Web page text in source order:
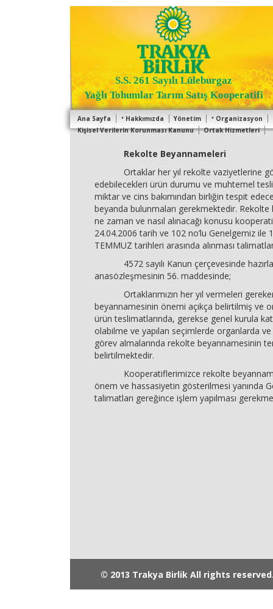
S.S. 261 Sayılı Lüleburgaz
Yağlı Tohumlar Tarım Satış Kooperatifi
Ana Sayfa Hakkımızda Yönetim
Organizasyon
Kişisel Verilerin Korunması Kanunu
Ortak Hizmetleri
Rekolte Beyannameleri
Ortaklar her yıl rekolte vaziyetlerine
edebilecekleri ürün durumu ve muhtemel
miktar ve cins bakımından birliğin tespit
beyanda bulunmaları gerekmektedir.
ne zaman ve nasıl alınacağı konusu
24.04.2006 tarih ve 102 no’lu Genelgemiz ile
TEMMUZ tarihleri arasında alınması
4572 sayılı Kanun çerçevesinde
anasözleşmesinin 56. maddesinde;
Ortaklarımızın her yıl vermeleri
beyannamesinin önemi açıkça belirtilmiş ve
ürün teslimatlarında, gerekse genel kurula
olabilme ve yapılan seçimlerde organlarda
görev almalarında rekolte beyannamesinin
belirtilmektedir.
Kooperatiflerimizce rekolte
önem ve hassasiyetin gösterilmesi yanında
talimatları gereğince işlem yapılması
© 2013 Trakya Birlik All rights